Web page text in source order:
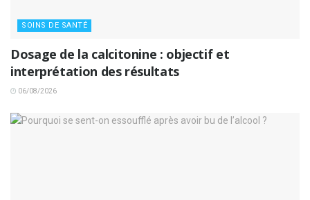
SOINS DE SANTÉ
Dosage de la calcitonine : objectif et
interprétation des résultats
06/08/2026